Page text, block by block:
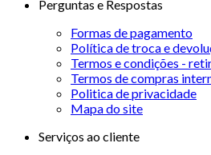
Perguntas e Respostas
Formas de pagamento
Política de troca e
Termos e condições -
Termos de compras
Politica de privacidade
Mapa do site
Serviços ao cliente